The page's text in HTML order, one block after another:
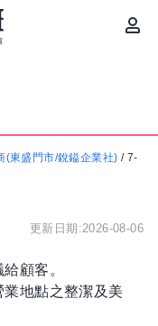
(東盛門市/銳鎰企業社) / 7-
更新日期:2026-08-06
顧客。
業地點之整潔及美